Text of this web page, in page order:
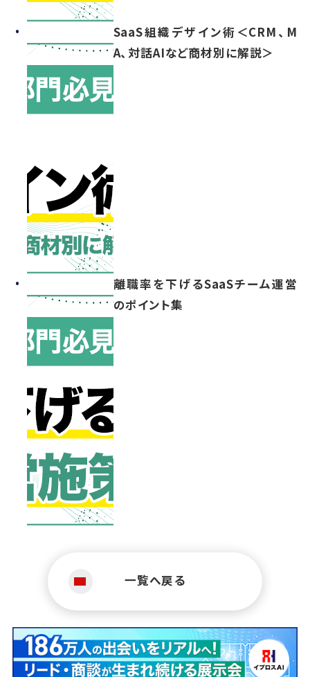
SaaS組織デザイン術＜CRM、M
A、対話AIなど商材別に解説＞
離職率を下げるSaaSチーム運営
のポイント集
一覧へ戻る